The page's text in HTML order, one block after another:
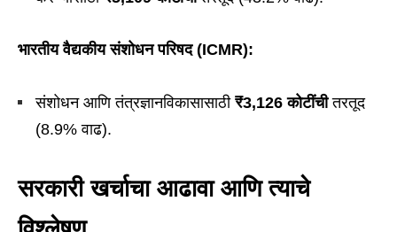
भारतीय वैद्यकीय संशोधन परिषद (ICMR):
संशोधन आणि तंत्रज्ञानविकासासाठी ₹3,126कोटींचीतरतूद
(8.9% वाढ).
सरकारी खर्चाचा आढावा आणि त्याचे